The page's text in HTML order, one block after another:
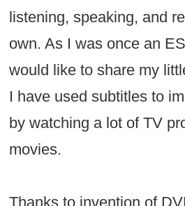
listening, speaking, and
own. As I was once an
would like to share my
I have used subtitles to
by watching a lot of TV
movies.
Thanks to invention of